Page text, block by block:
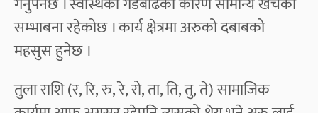
सम्भाबना रहेकोछ । कार्य क्षेत्रमा अरुको दबाबको
महसुस हुनेछ ।
तुला राशि (र, रि, रु, रे, रो, ता, ति, तु, ते) सामाजिक